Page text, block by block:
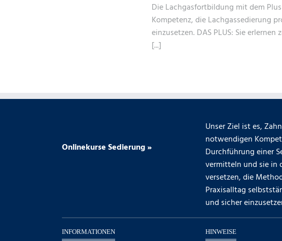
Die Lachgasfortbildung mit dem
Kompetenz, die Lachgassedierung
einzusetzen. DAS PLUS: Sie
[...]
Onlinekurse Sedierung »
Unser Ziel ist es,
notwendigen
Durchführung einer
vermitteln und sie in
versetzen, die
Praxisalltag
und sicher
INFORMATIONEN HINWEISE